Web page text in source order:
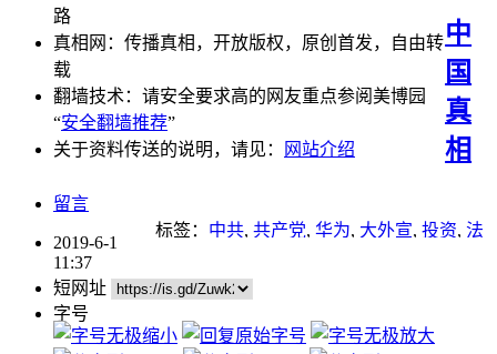
路
真相网：传播真相，开放版权，原创首发，自由转
载
翻墙技术：请安全要求高的网友重点参阅美博园
“安全翻墙推荐”
关于资料传送的说明，请见：
网站介绍
中
国
真
相
留言
标签： 中共, 共产党, 华为, 大外宣, 投资, 法
2019-6-1
11:37
短网址
字号